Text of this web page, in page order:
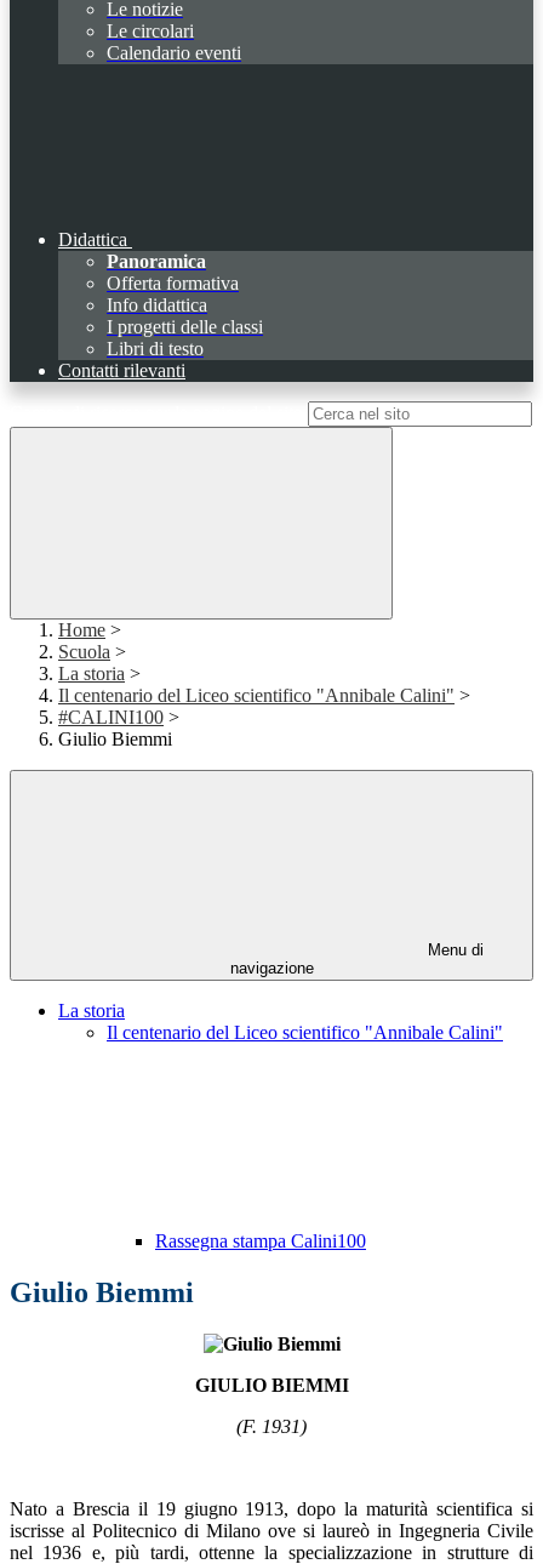
Le notizie
Le circolari
Calendario eventi
Didattica
Panoramica
Offerta formativa
Info didattica
I progetti delle classi
Libri di testo
Contatti rilevanti
Home >
Scuola >
La storia >
Il centenario del Liceo scientifico "Annibale Calini" >
#CALINI100 >
Giulio Biemmi
Menu di
navigazione
La storia
Il centenario del Liceo scientifico "Annibale Calini"
Rassegna stampa Calini100
Giulio Biemmi
GIULIO BIEMMI
(F. 1931)
Nato a Brescia il 19 giugno 1913, dopo la maturità scientifica si
iscrisse al Politecnico di Milano ove si laureò in Ingegneria Civile
nel 1936 e, più tardi, ottenne la specializzazione in strutture di